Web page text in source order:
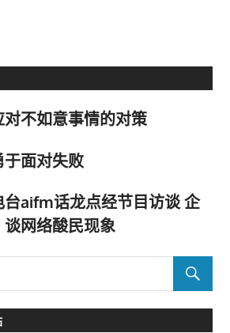
不如意事情的对策
面对失败
台aifm话龙点经节目访谈 企
网络酸民现象